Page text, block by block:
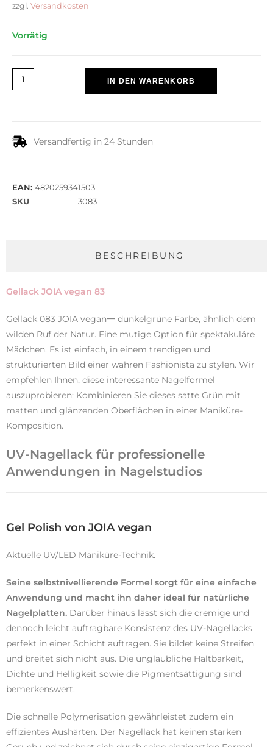
zzgl. Versandkosten
Vorrätig
IN DEN WARENKORB
Versandfertig in 24 Stunden
EAN: 4820259341503
SKU
3083
BESCHREIBUNG
Gellack JOIA vegan 83
Gellack 083 JOIA vegan一 dunkelgrüne Farbe, ähnlich dem
wilden Ruf der Natur. Eine mutige Option für spektakuläre
Mädchen. Es ist einfach, in einem trendigen und
strukturierten Bild einer wahren Fashionista zu stylen. Wir
empfehlen Ihnen, diese interessante Nagelformel
auszuprobieren: Kombinieren Sie dieses satte Grün mit
matten und glänzenden Oberflächen in einer Maniküre-
Komposition.
UV-Nagellack für professionelle
Anwendungen in Nagelstudios
Gel Polish von JOIA vegan
Aktuelle UV/LED Maniküre-Technik.
Seine selbstnivellierende Formel sorgt für eine einfache
Anwendung und macht ihn daher ideal für natürliche
Nagelplatten. Darüber hinaus lässt sich die cremige und
dennoch leicht auftragbare Konsistenz des UV-Nagellacks
perfekt in einer Schicht auftragen. Sie bildet keine Streifen
und breitet sich nicht aus. Die unglaubliche Haltbarkeit,
Dichte und Helligkeit sowie die Pigmentsättigung sind
bemerkenswert.
Die schnelle Polymerisation gewährleistet zudem ein
effizientes Aushärten. Der Nagellack hat keinen starken